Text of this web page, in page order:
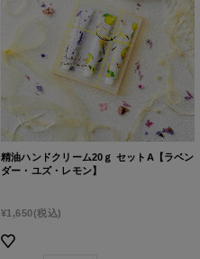
精油ハンドクリーム20ｇ セットA【ラベン
ダー・ユズ・レモン】
¥1,650(税込)